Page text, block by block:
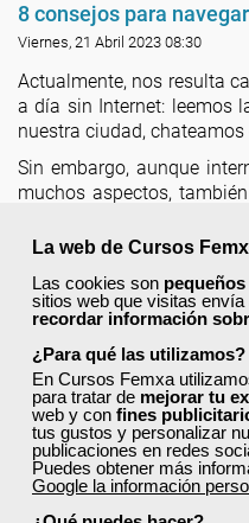
La web de Cursos
Las cookies son
sitios web que visitas envía
recordar información
¿Para qué las utilizamos?
En Cursos Femxa
para tratar de mejorar tu
web y con fines
tus gustos y personalizar
publicaciones en redes
Puedes obtener más
Google la información
8 consejos para
Viernes, 21 Abril 2023 08:30
Actualmente, nos resulta
a día sin Internet: leemos
nuestra ciudad,
Sin embargo, aunque
muchos aspectos,
online,nos hemos vuelto
Leer más ...